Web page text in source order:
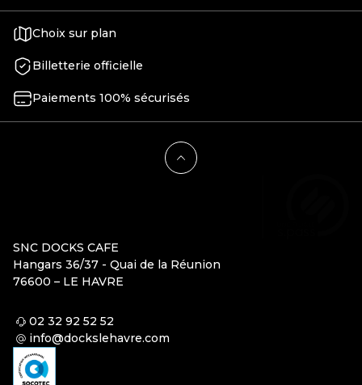
Choix sur plan
Billetterie officielle
Paiements 100% sécurisés
SNC DOCKS CAFE
Hangars 36/37 - Quai de la Réunion
76600 – LE HAVRE
02 32 92 52 52
info@dockslehavre.com